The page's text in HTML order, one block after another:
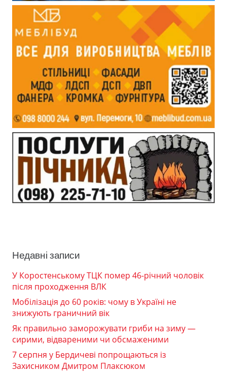
Недавні записи
У Коростенському ТЦК помер 46-річний чоловік
після проходження ВЛК
Мобілізація до 60 років: чому в Україні не
знижують граничний вік
Як правильно заморожувати гриби на зиму —
сирими, відвареними чи обсмаженими
7 серпня у Бердичеві попрощаються із
Захисником Дмитром Плаксюком